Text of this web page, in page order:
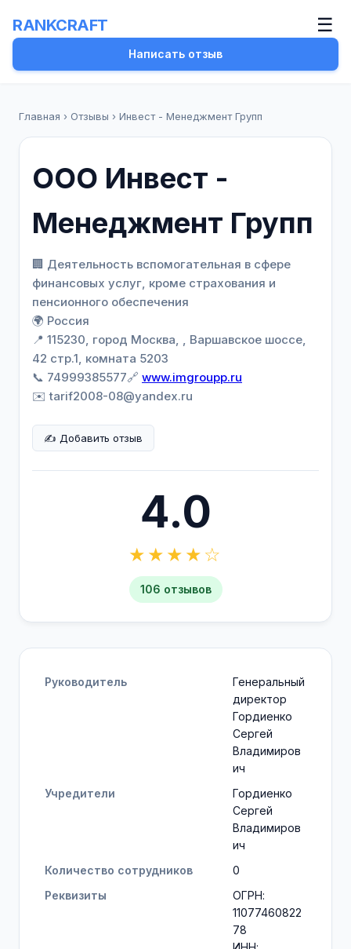
RANKCRAFT ☰
Написать отзыв
Главная › Отзывы › Инвест - Менеджмент Групп
ООО Инвест -
Менеджмент Групп
🏢 Деятельность вспомогательная в сфере
финансовых услуг, кроме страхования и
пенсионного обеспечения
🌍 Россия
📍 115230, город Москва, , Варшавское шоссе,
42 стр.1, комната 5203
📞 74999385577🔗 www.imgroupp.ru
✉️ tarif2008-08@yandex.ru
✍️ Добавить отзыв
4.0
★★★★☆
106 отзывов
Руководитель
Генеральный
директор
Гордиенко
Сергей
Владимиров
ич
Учредители
Гордиенко
Сергей
Владимиров
ич
Количество сотрудников
0
Реквизиты
ОГРН:
11077460822
78